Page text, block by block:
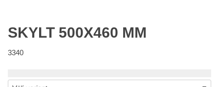
SKYLT 500X460 MM
3340